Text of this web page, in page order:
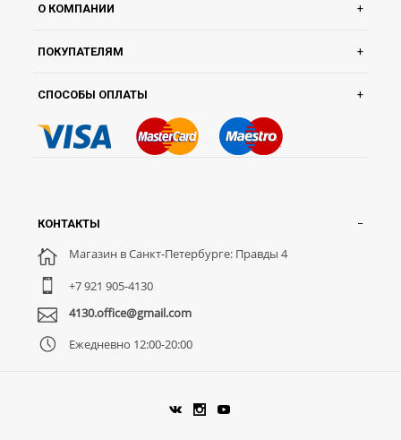
О КОМПАНИИ
ПОКУПАТЕЛЯМ
СПОСОБЫ ОПЛАТЫ
КОНТАКТЫ
Магазин в Санкт-Петербурге: Правды 4
+7 921 905-4130
4130.office@gmail.com
Ежедневно 12:00-20:00